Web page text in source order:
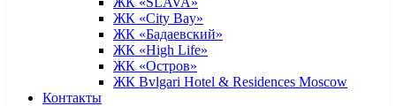
ЖК «City Bay»
ЖК «Бадаевский»
ЖК «High Life»
ЖК «Остров»
ЖК Bvlgari Hotel & Residences Moscow
Контакты